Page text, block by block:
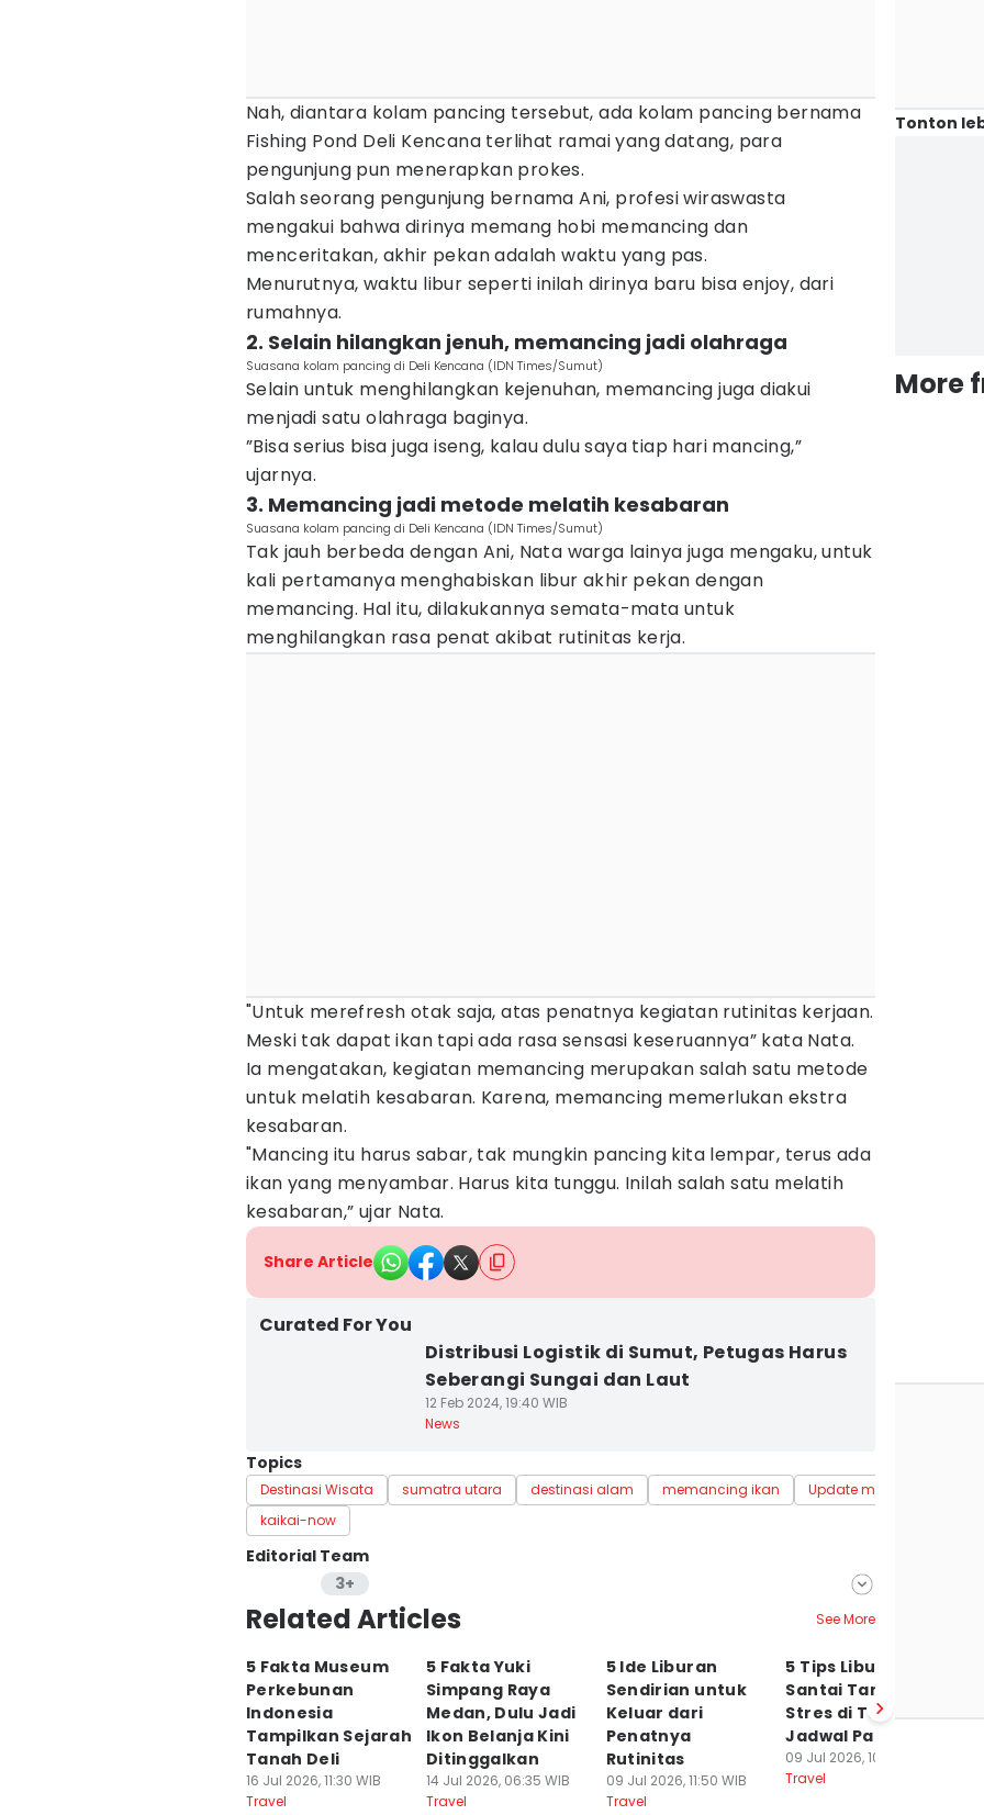
Nah, diantara kolam pancing tersebut, ada kolam pancing bernama
Fishing Pond Deli Kencana terlihat ramai yang datang, para
pengunjung pun menerapkan prokes.
Salah seorang pengunjung bernama Ani, profesi wiraswasta
mengakui bahwa dirinya memang hobi memancing dan
menceritakan, akhir pekan adalah waktu yang pas.
Menurutnya, waktu libur seperti inilah dirinya baru bisa enjoy, dari
rumahnya.
2. Selain hilangkan jenuh, memancing jadi olahraga
Suasana kolam pancing di Deli Kencana (IDN Times/Sumut)
Selain untuk menghilangkan kejenuhan, memancing juga diakui
menjadi satu olahraga baginya.
”Bisa serius bisa juga iseng, kalau dulu saya tiap hari mancing,”
ujarnya.
3. Memancing jadi metode melatih kesabaran
Suasana kolam pancing di Deli Kencana (IDN Times/Sumut)
Tak jauh berbeda dengan Ani, Nata warga lainya juga mengaku, untuk
kali pertamanya menghabiskan libur akhir pekan dengan
memancing. Hal itu, dilakukannya semata-mata untuk
menghilangkan rasa penat akibat rutinitas kerja.
"Untuk merefresh otak saja, atas penatnya kegiatan rutinitas kerjaan.
Meski tak dapat ikan tapi ada rasa sensasi keseruannya” kata Nata.
Ia mengatakan, kegiatan memancing merupakan salah satu metode
untuk melatih kesabaran. Karena, memancing memerlukan ekstra
kesabaran.
"Mancing itu harus sabar, tak mungkin pancing kita lempar, terus ada
ikan yang menyambar. Harus kita tunggu. Inilah salah satu melatih
kesabaran,” ujar Nata.
Share Article
Curated For You
Distribusi Logistik di Sumut, Petugas Harus
Seberangi Sungai dan Laut
12 Feb 2024, 19:40 WIB
News
Topics
Destinasi Wisata sumatra utara destinasi alam memancing ikan Update me
kaikai-now
Editorial Team
3+
Editor
Mayang Ulfah Narimanda
Editor
Arifin Al Alamudi
Editor
Indah Permatasari
Related Articles See More
5 Fakta Museum
Perkebunan
Indonesia
Tampilkan Sejarah
Tanah Deli
16 Jul 2026, 11:30 WIB
Travel
5 Fakta Yuki
Simpang Raya
Medan, Dulu Jadi
Ikon Belanja Kini
Ditinggalkan
14 Jul 2026, 06:35 WIB
Travel
5 Ide Liburan
Sendirian untuk
Keluar dari
Penatnya
Rutinitas
09 Jul 2026, 11:50 WIB
Travel
5 Tips Liburan
Santai Tanpa
Stres di Tengah
Jadwal Padat
09 Jul 2026, 10:15 WIB
Travel
Tonton
More